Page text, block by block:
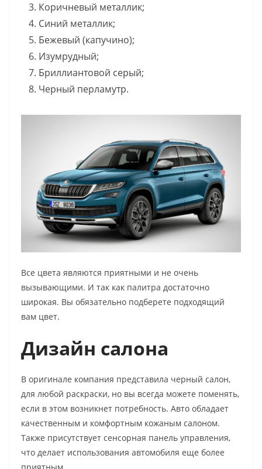
Коричневый металлик;
Синий металлик;
Бежевый (капучино);
Изумрудный;
Бриллиантовой серый;
Черный перламутр.
Все цвета являются приятными и не очень
вызывающими. И так как палитра достаточно
широкая. Вы обязательно подберете подходящий
вам цвет.
Дизайн салона
В оригинале компания представила черный салон,
для любой раскраски, но вы всегда можете поменять,
если в этом возникнет потребность. Авто обладает
качественным и комфортным кожаным салоном.
Также присутствует сенсорная панель управления,
что делает использования автомобиля еще более